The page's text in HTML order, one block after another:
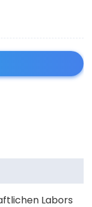
Labors